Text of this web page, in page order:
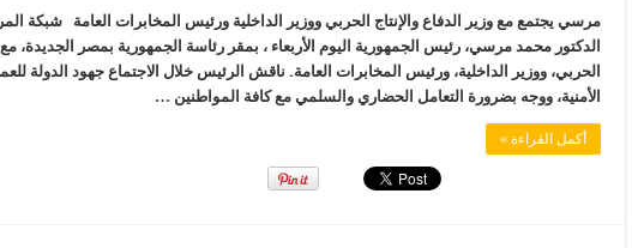
مرسي يجتمع مع وزير الدفاع والإنتاج الحربي ووزير الداخلية ورئيس المخابرات العامة شبكة
الدكتور محمد مرسي، رئيس الجمهورية اليوم الأربعاء ، بمقر رئاسة الجمهورية بمصر الجديدة، مع
الحربي، ووزير الداخلية، ورئيس المخابرات العامة. ناقش الرئيس خلال الاجتماع جهود الدولة
الأمنية، ووجه بضرورة التعامل الحضاري والسلمي مع كافة المواطنين …
أكمل القراءة »